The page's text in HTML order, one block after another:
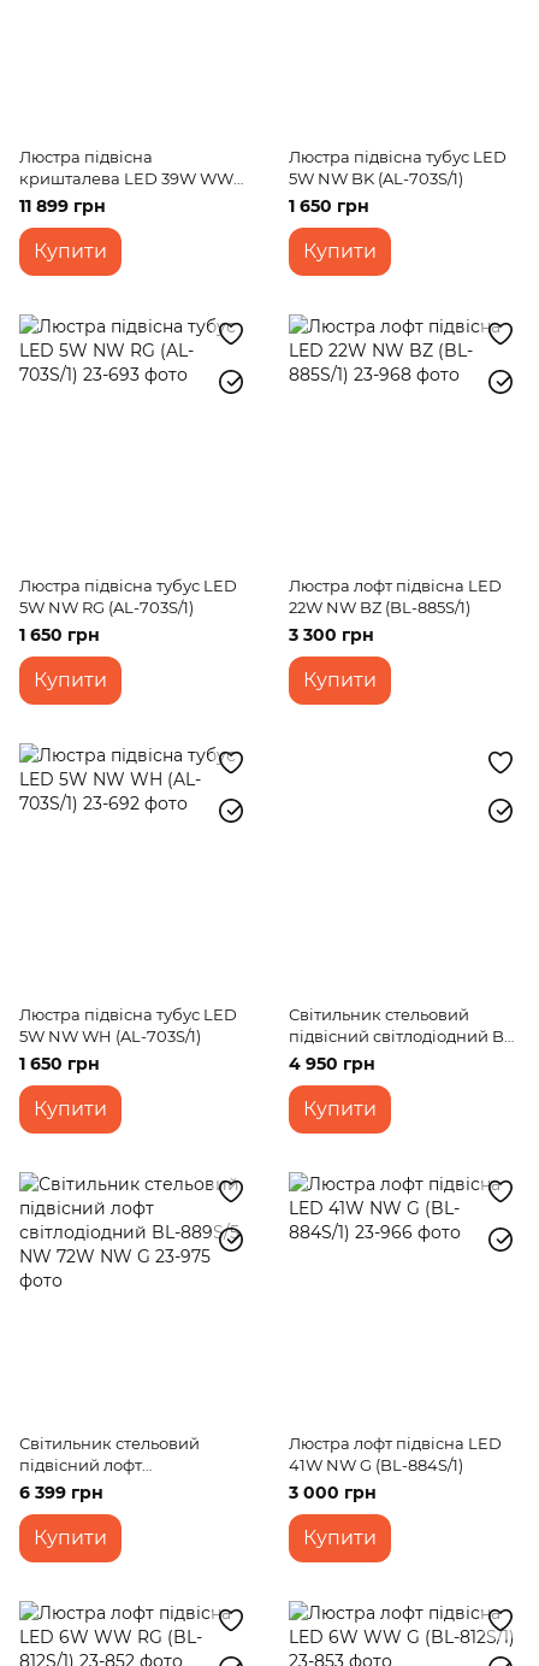
Люстра підвісна
кришталева LED 39W WW
CH (BR-969S/3)
11 899 грн
Купити
Люстра підвісна тубус LED
5W NW BK (AL-703S/1)
1 650 грн
Купити
Люстра підвісна тубус LED
5W NW RG (AL-703S/1)
1 650 грн
Купити
Люстра лофт підвісна LED
22W NW BZ (BL-885S/1)
3 300 грн
Купити
Люстра підвісна тубус LED
5W NW WH (AL-703S/1)
1 650 грн
Купити
Світильник стельовий
підвісний світлодіодний BL-
359S/3*3W CH led
4 950 грн
Купити
Світильник стельовий
підвісний лофт
світлодіодний BL-889S/5
NW 72W NW G
6 399 грн
Купити
Люстра лофт підвісна LED
41W NW G (BL-884S/1)
3 000 грн
Купити